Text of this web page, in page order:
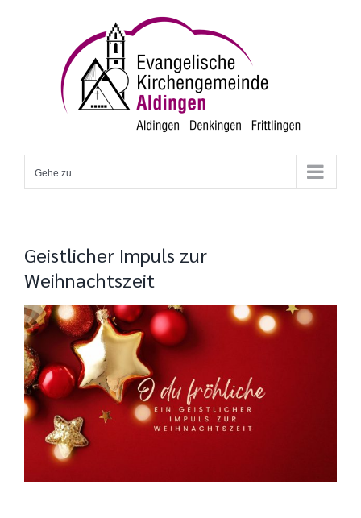
Gehe zu ...
Geistlicher Impuls zur
Weihnachtszeit
Zeige
grösseres
Bild